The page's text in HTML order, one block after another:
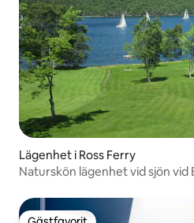
Lägenhet i Ross Ferry
Naturskön lägenhet vid sjön vid